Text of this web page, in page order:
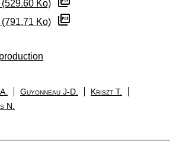
Ko)
Ko)
Guyonneau J-D.
Kriszt T.
N.